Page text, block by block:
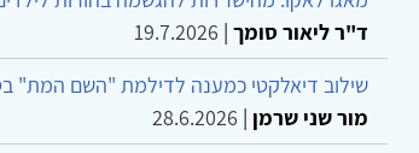
ד"ר ליאור סומך |
19.7.2026
שילוב דיאלקטי כמענה לדילמת "השם המת"
מור שני שרמן |
28.6.2026